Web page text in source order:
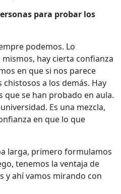
para probar los
podemos. Lo
hay cierta confianza
en que si nos parece
a los demás. Hay
que se han probado en aula.
Es una mezcla,
en que lo que
larga, primero formulamos
tenemos la ventaja de
y ahí vamos mirando con